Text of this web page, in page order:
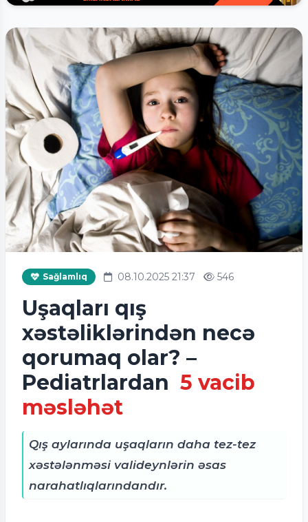
Sağlamlıq 08.10.2025 21:37 546
Uşaqları qış
xəstəliklərindən necə
qorumaq olar? –
Pediatrlardan 5 vacib
məsləhət
Qış aylarında uşaqların daha tez-tez
xəstələnməsi valideynlərin əsas
narahatlıqlarındandır.